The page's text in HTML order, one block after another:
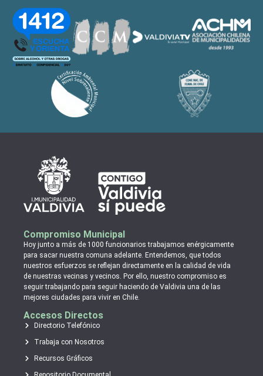
Compromiso Municipal
Hoy junto a más de 1000 funcionarios trabajamos enérgicamente
para sacar nuestra comuna adelante. Entendemos, que todos
nuestros esfuerzos se reflejan directamente en la calidad de vida
de nuestras vecinas y vecinos. Por ello, nuestro compromiso es
seguir trabajando para seguir haciendo de Valdivia una de las
mejores ciudades para vivir en Chile.
Accesos Directos
Directorio Telefónico
Trabaja con Nosotros
Recursos Gráficos